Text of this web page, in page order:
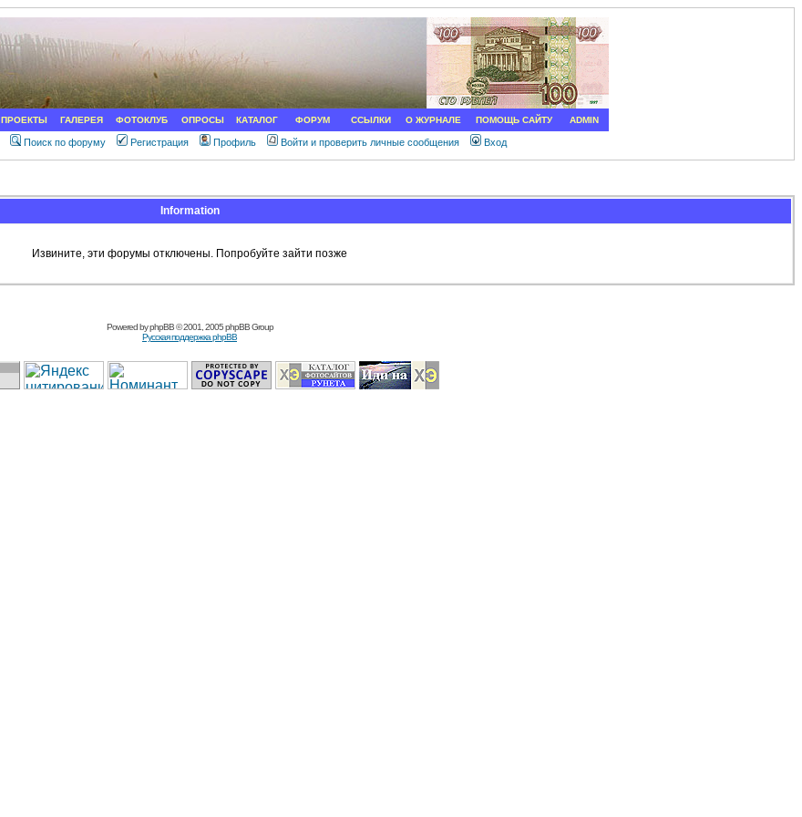
ПРОЕКТЫ ГАЛЕРЕЯ ФОТОКЛУБ ОПРОСЫ КАТАЛОГ ФОРУМ ССЫЛКИ О ЖУРНАЛЕ ПОМОЩЬ САЙТУ ADMIN
Поиск по форуму Регистрация Профиль Войти и проверить личные сообщения Вход
Information
Извините, эти форумы отключены. Попробуйте зайти позже
Powered byphpBB© 2001, 2005 phpBB Group
Русская поддержка phpBB